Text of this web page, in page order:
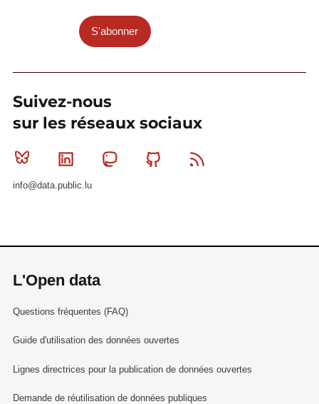
S'abonner
Suivez-nous
sur les réseaux sociaux
Bluesky Linkedin MastodonGithub
info@data.public.lu
L'Open data
Questions fréquentes (FAQ)
Guide d'utilisation des données ouvertes
Lignes directrices pour la publication de données ouvertes
Demande de réutilisation de données publiques